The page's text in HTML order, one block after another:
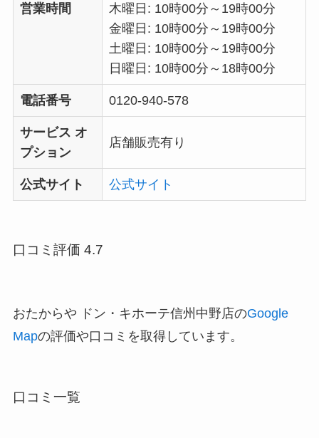
営業時間
木曜日: 10時00分～19時00分
金曜日: 10時00分～19時00分
土曜日: 10時00分～19時00分
日曜日: 10時00分～18時00分
電話番号 0120-940-578
サービス オ
プション
店舗販売有り
公式サイト 公式サイト
口コミ評価 4.7
おたからや ドン・キホーテ信州中野店のGoogle
Mapの評価や口コミを取得しています。
口コミ一覧